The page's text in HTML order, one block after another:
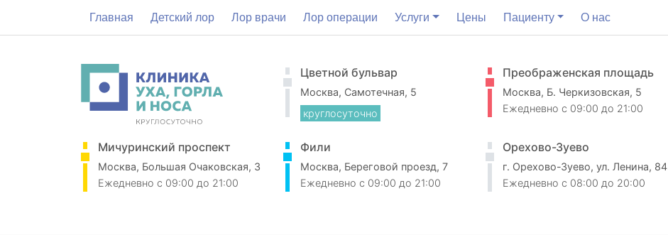
Главная Детский лор Лор врачи Лор операции Услуги Цены Пациенту О нас
Цветной бульвар
Москва, Самотечная, 5
круглосуточно
Преображенская площадь
Москва, Б. Черкизовская, 5
Ежедневно c 09:00 до 21:00
Мичуринский проспект
Москва, Большая Очаковская, 3
Ежедневно c 09:00 до 21:00
Фили
Москва, Береговой проезд, 7
Ежедневно c 09:00 до 21:00
Орехово-Зуево
г. Орехово-Зуево, ул. Ленина, 84
Ежедневно c 08:00 до 20:00